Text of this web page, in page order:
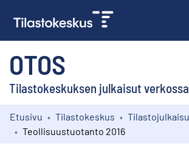
OTOS
Tilastokeskuksen julkaisut verkossa
Kokoelmat
Etusivu Tilastokeskus
Teollisuustuotanto 2016